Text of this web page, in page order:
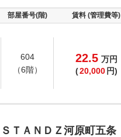
部屋番号(階) 賃料 (管理費等)
604
（6階）
22.5 万円
(20,000 円)
ＳＴＡＮＤＺ河原町五条